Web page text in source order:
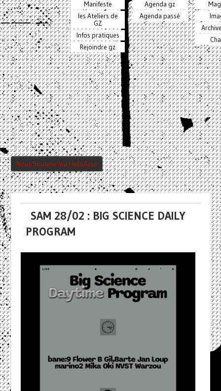
Manifeste
les Ateliers de
GZ
Infos pratiques
Rejoindre gz
Agenda gz
Agenda passé
Nous Soutenir Via HelloAsso
SAM 28/02 : BIG SCIENCE DAILY
PROGRAM